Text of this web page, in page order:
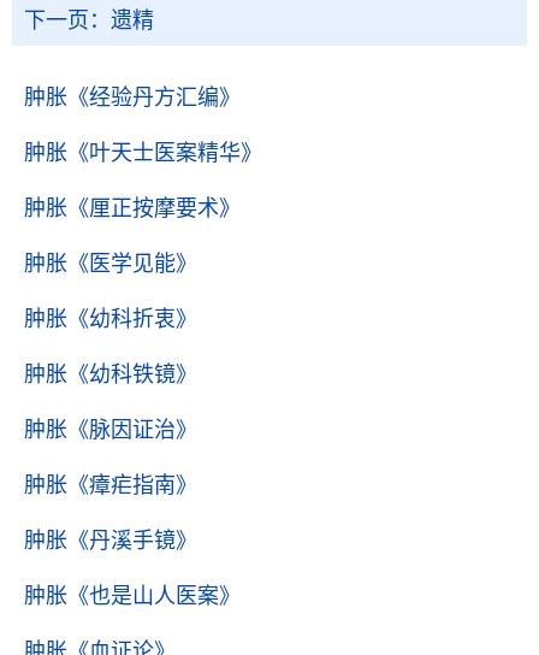
下一页： 遗精
肿胀 《经验丹方汇编》
肿胀 《叶天士医案精华》
肿胀 《厘正按摩要术》
肿胀 《医学见能》
肿胀 《幼科折衷》
肿胀 《幼科铁镜》
肿胀 《脉因证治》
肿胀 《瘴疟指南》
肿胀 《丹溪手镜》
肿胀 《也是山人医案》